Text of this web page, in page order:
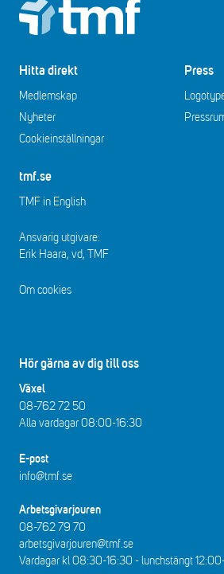
Footer
Hitta direkt
Medlemskap
Nyheter
Cookieinställningar
Press
tmf.se
TMF in English
Ansvarig utgivare:
Erik Haara, vd, TMF
Om cookies
Hör gärna av dig till oss
Växel
08-762 72 50
Alla vardagar 08:00-16:30​​
E-post
info@tmf.se
Arbetsgivarjouren
08-762 79 70
arbetsgivarjouren@tmf.se
Vardagar kl 08:30-16:30 - lunchstängt